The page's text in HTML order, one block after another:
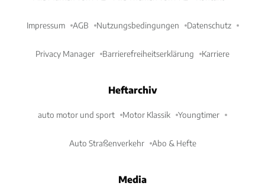
Impressum AGB Nutzungsbedingungen Datenschutz
Privacy Manager Barrierefreiheitserklärung Karriere
Heftarchiv
auto motor und sport Motor Klassik Youngtimer
Auto Straßenverkehr Abo & Hefte
Media